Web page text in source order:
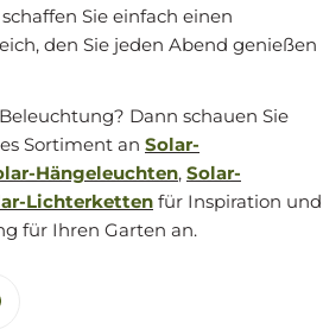
Sie einfach einen
den Sie jeden Abend genießen
Dann schauen Sie
Sortiment an Solar-
Hängeleuchten, Solar-
Lichterketten für Inspiration und
für Ihren Garten an.